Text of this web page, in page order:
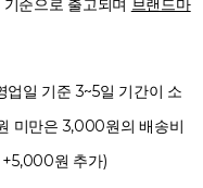
일 기준 3~5일 기간이 소
미만은 3,000원의 배송비
원 추가)